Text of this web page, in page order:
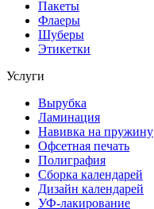
Пакеты
Флаеры
Шуберы
Этикетки
Услуги
Вырубка
Ламинация
Навивка на пружину
Офсетная печать
Полиграфия
Сборка календарей
Дизайн календарей
УФ-лакирование